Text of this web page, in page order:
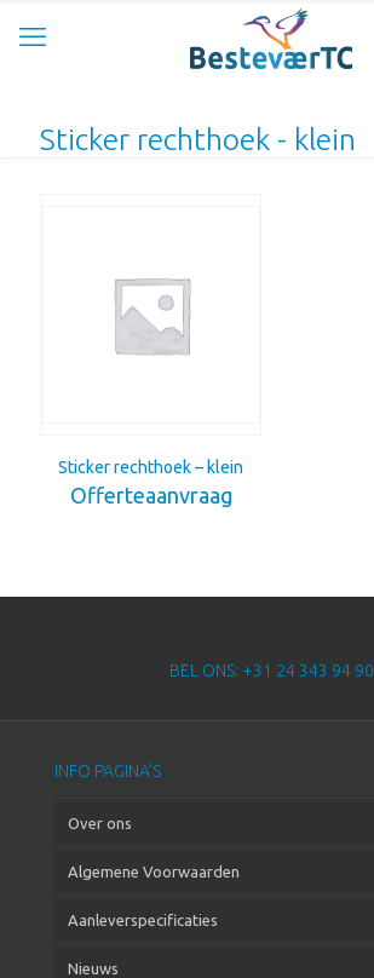
Sticker rechthoek - klein
Sticker rechthoek – klein
Offerteaanvraag
BEL ONS: +31 24 343 94 90
INFO PAGINA’S
Over ons
Algemene Voorwaarden
Aanleverspecificaties
Nieuws